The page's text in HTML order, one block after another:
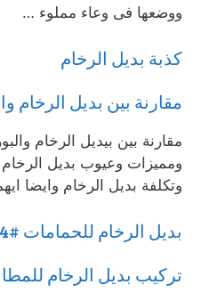
ووضعها فى وعاء مملوء …
كذبة بديل الرخام
مقارنة بين بديل الرخام
مقارنة بين بيديل الرخام
ومميزات وعيوب بديل الرخام
وتكلفة بديل الرخام وايضا
بديل الرخام للحمامات #0569582104
تركيب بديل الرخام